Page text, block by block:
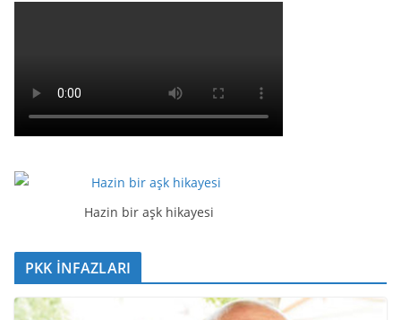
Hazin bir aşk hikayesi
PKK İNFAZLARI